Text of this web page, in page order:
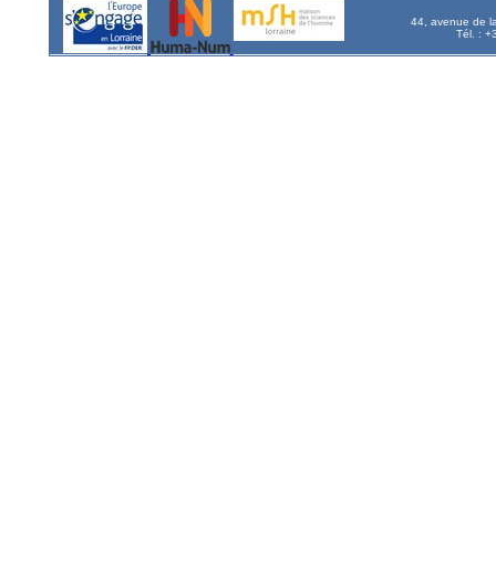
44, avenue de
Tél. :